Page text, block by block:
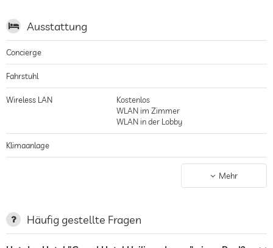
Ausstattung
Concierge
Fahrstuhl
Wireless LAN
Kostenlos
WLAN im Zimmer
WLAN in der Lobby
Klimaanlage
Ladestation für Elektroautos
Mehr
Häufig gestellte Fragen